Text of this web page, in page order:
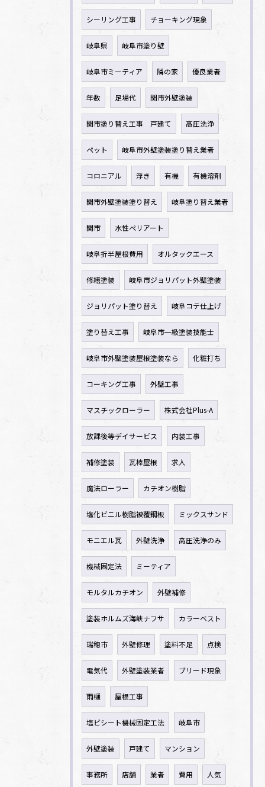
シーリング工事 チョーキング現象
岐阜県 岐阜市塗り壁
岐阜市ミーティア 隣の家 優良業者
年数 足場代 関市外壁塗装
関市塗り替え工事 戸建て 高圧洗浄
ペット 岐阜市外壁塗装塗り替え業者
コロニアル 浮き 有機 有機溶剤
関市外壁塗装塗り替え 岐阜塗り替え業者
関市 水性ペリアート
岐阜折半屋根費用 オルタックエース
修繕塗装 岐阜市ジョリパット外壁塗装
ジョリパット塗り替え 岐阜コテ仕上げ
塗り替え工事 岐阜市一級塗装技能士
岐阜市外壁塗装屋根塗装なら 化粧打ち
コーキング工事 外壁工事
マスチックローラー 株式会社Plus-A
放課後等デイサービス 内装工事
補修塗装 瓦棒屋根 求人
魔法ローラー カチオン樹脂
塩化ビニル樹脂被覆鋼板 ミックスサンド
モニエル瓦 外壁洗浄 高圧洗浄のみ
機械固定法 ミーティア
モルタルカチオン 外壁補修
塗装ホルムズ海峡ナフサ カラーベスト
瑞穂市 外壁修理 塗料不足 点検
電気代 外壁塗装業者 ブリード現象
雨樋 屋根工事
塩ビシート機械固定工法 岐阜市
外壁塗装 戸建て マンション
事務所 店舗 業者 費用 人気